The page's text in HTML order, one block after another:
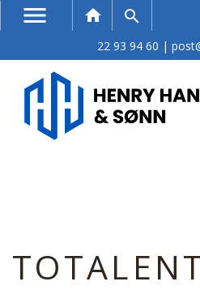
menu home search
22 93 94 60 |